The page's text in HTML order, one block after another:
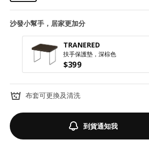
沙發小幫手，居家更加分
TRANERED
扶手保護墊，深棕色
$399
布套可更換及清洗
到貨通知我